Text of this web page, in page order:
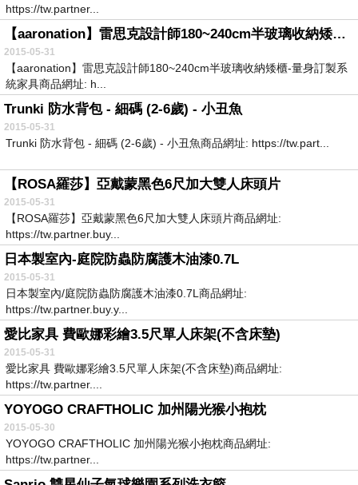
https://tw.partner...
【aaronation】雷思克設計師180~240cm半玻璃收納矮櫃-量身訂製系統家具
2015-05-31
【aaronation】雷思克設計師180~240cm半玻璃收納矮櫃-量身訂製系
統家具商品網址: h...
Trunki 防水背包 - 細碼 (2-6歲) - 小丑魚
2015-05-31
Trunki 防水背包 - 細碼 (2-6歲) - 小丑魚商品網址: https://tw.part...
【ROSA羅莎】亞戴蒙黑色6尺加大雙人床頭片
2015-05-31
【ROSA羅莎】亞戴蒙黑色6尺加大雙人床頭片商品網址:
https://tw.partner.buy...
日本製室內-庭院防蟲防腐護木油漆0.7L
2015-05-31
日本製室內/庭院防蟲防腐護木油漆0.7L商品網址:
https://tw.partner.buy.y...
愛比家具 費歐娜彩繪3.5尺單人床架(不含床墊)
2015-05-31
愛比家具 費歐娜彩繪3.5尺單人床架(不含床墊)商品網址:
https://tw.partner....
YOYOGO CRAFTHOLIC 加州陽光猴小抱枕
2015-05-30
YOYOGO CRAFTHOLIC 加州陽光猴小抱枕商品網址:
https://tw.partner...